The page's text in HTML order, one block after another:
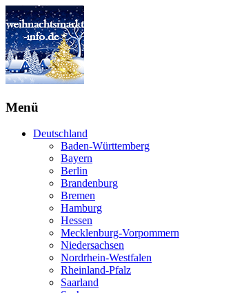
Menü
Deutschland
Baden-Württemberg
Bayern
Berlin
Brandenburg
Bremen
Hamburg
Hessen
Mecklenburg-Vorpommern
Niedersachsen
Nordrhein-Westfalen
Rheinland-Pfalz
Saarland